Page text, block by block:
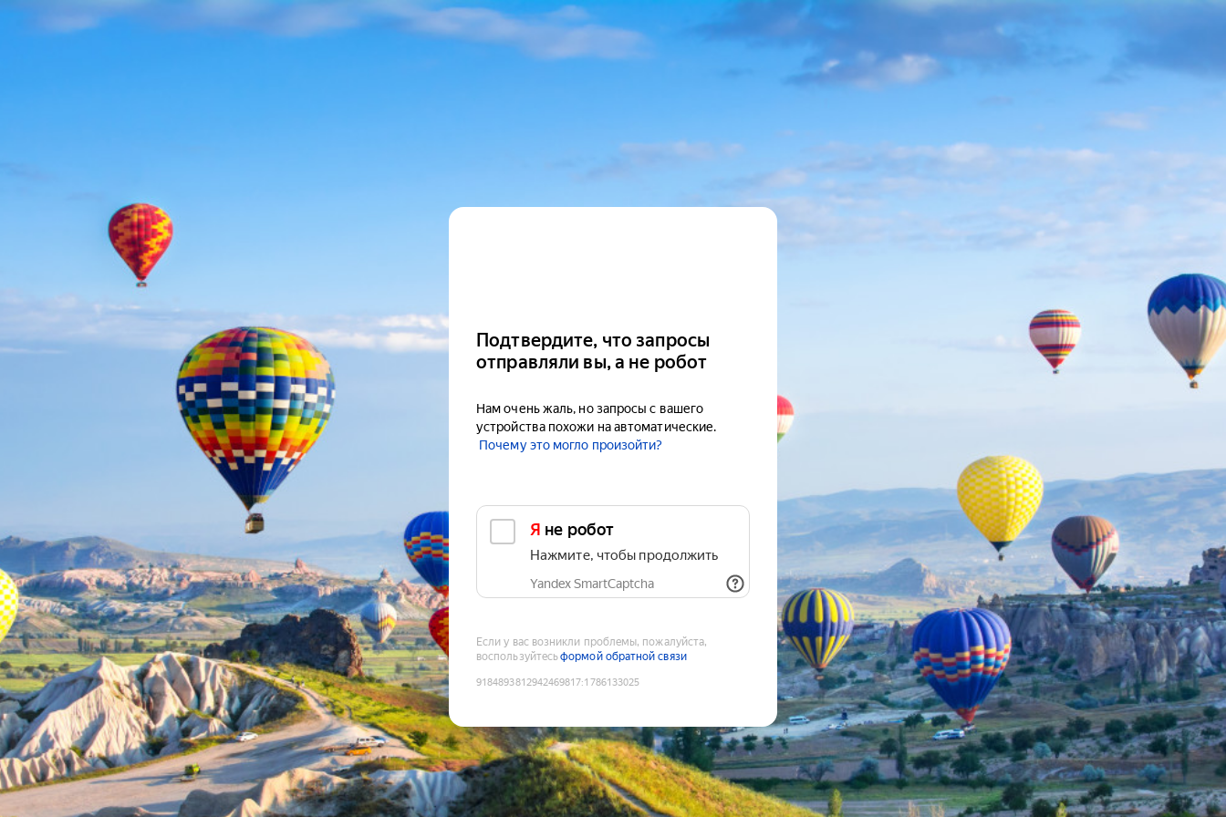
Подтвердите, что запросы
отправляли вы, а не робот
Нам очень жаль, но запросы с вашего
устройства похожи на автоматические.
Почему это могло произойти?
Я не робот
Нажмите, чтобы продолжить
Yandex SmartCaptcha
Если у вас возникли проблемы, пожалуйста,
воспользуйтесьформой обратной связи
9184893812942469817:1786133025